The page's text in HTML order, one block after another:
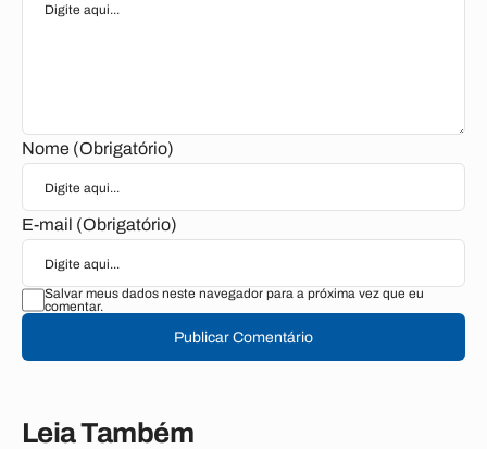
Nome (Obrigatório)
E-mail (Obrigatório)
Salvar meus dados neste navegador para a próxima vez que eu
comentar.
Publicar Comentário
Leia Também